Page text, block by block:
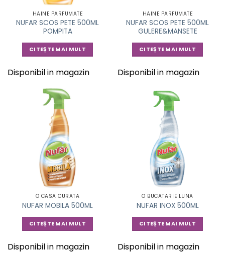
HAINE PARFUMATE
NUFAR SCOS PETE 500ML
POMPITA
CITEȘTE MAI MULT
Disponibil in magazin
HAINE PARFUMATE
NUFAR SCOS PETE 500ML
GULERE&MANSETE
CITEȘTE MAI MULT
Disponibil in magazin
O CASA CURATA
NUFAR MOBILA 500ML
CITEȘTE MAI MULT
Disponibil in magazin
O BUCATARIE LUNA
NUFAR INOX 500ML
CITEȘTE MAI MULT
Disponibil in magazin